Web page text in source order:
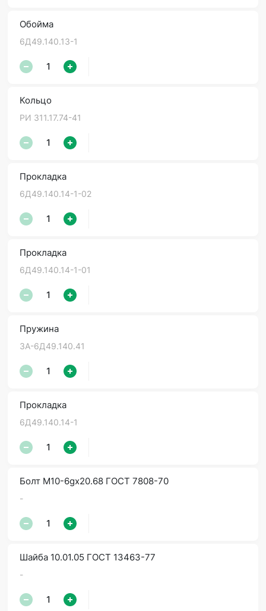
Обойма
6Д49.140.13-1
Кольцо
РИ 311.17.74-41
Прокладка
6Д49.140.14-1-02
Прокладка
6Д49.140.14-1-01
Пружина
3А-6Д49.140.41
Прокладка
6Д49.140.14-1
Болт М10-6gx20.68 ГОСТ 7808-70
-
Шайба 10.01.05 ГОСТ 13463-77
-